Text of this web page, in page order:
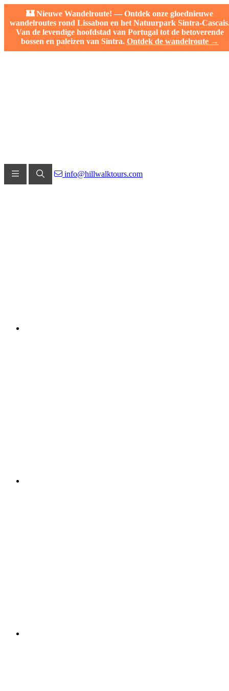
🏰 Nieuwe Wandelroute! — Ontdek onze gloednieuwe
wandelroutes rond Lissabon en het Natuurpark Sintra-
Van de levendige hoofdstad van Portugal tot de betoverende
bossen en paleizen van Sintra. Ontdek de wandelroute →
info@hillwalktours.com